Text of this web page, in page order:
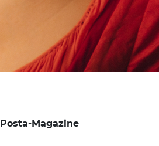
Posta-Magazine